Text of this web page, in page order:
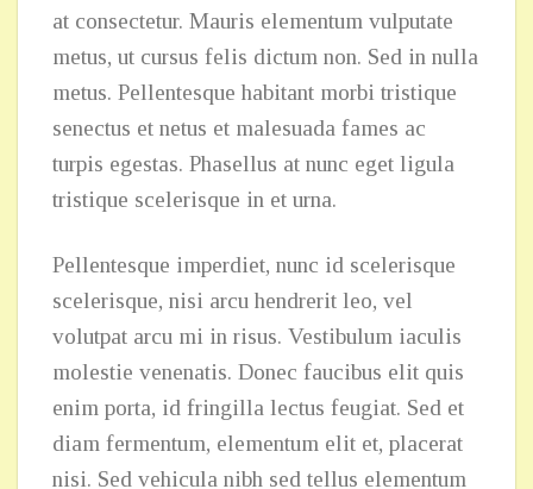
at consectetur. Mauris elementum vulputate
metus, ut cursus felis dictum non. Sed in nulla
metus. Pellentesque habitant morbi tristique
senectus et netus et malesuada fames ac
turpis egestas. Phasellus at nunc eget ligula
tristique scelerisque in et urna.
Pellentesque imperdiet, nunc id scelerisque
scelerisque, nisi arcu hendrerit leo, vel
volutpat arcu mi in risus. Vestibulum iaculis
molestie venenatis. Donec faucibus elit quis
enim porta, id fringilla lectus feugiat. Sed et
diam fermentum, elementum elit et, placerat
nisi. Sed vehicula nibh sed tellus elementum